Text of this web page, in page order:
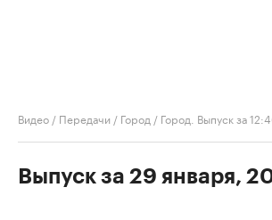
Видео / Передачи / Город / Город. Выпуск за
Выпуск за 29 января,